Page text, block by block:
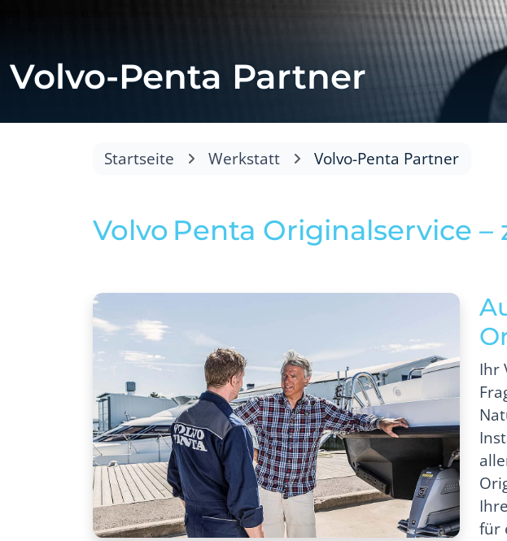
Volvo-Penta Partner
Startseite Werkstatt Volvo-Penta Partner
Volvo Penta Originalservice
Ihr
für